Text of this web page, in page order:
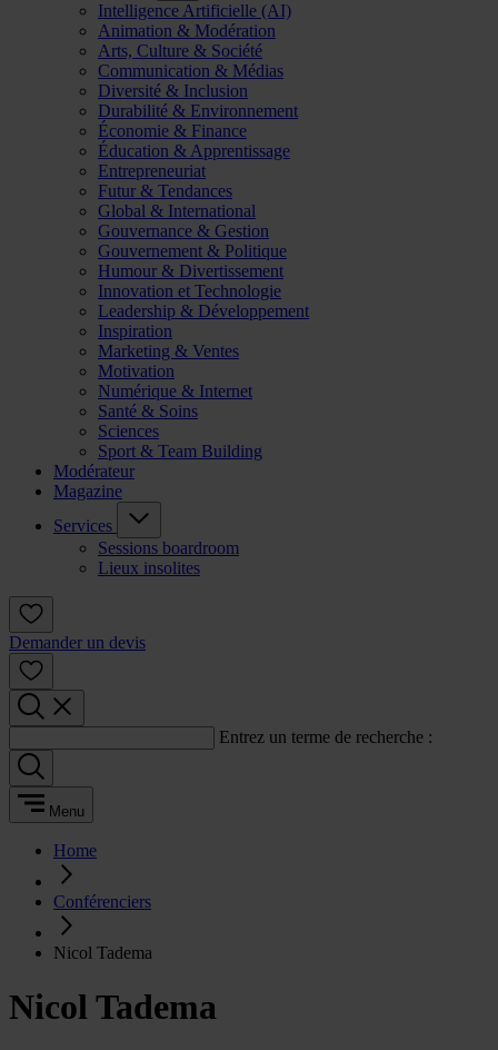
Intelligence Artificielle (AI)
Animation & Modération
Arts, Culture & Société
Communication & Médias
Diversité & Inclusion
Durabilité & Environnement
Économie & Finance
Éducation & Apprentissage
Entrepreneuriat
Futur & Tendances
Global & International
Gouvernance & Gestion
Gouvernement & Politique
Humour & Divertissement
Innovation et Technologie
Leadership & Développement
Inspiration
Marketing & Ventes
Motivation
Numérique & Internet
Santé & Soins
Sciences
Sport & Team Building
Modérateur
Magazine
Services
Sessions boardroom
Lieux insolites
Demander un devis
Entrez un terme de recherche :
Menu
Home
Conférenciers
Nicol Tadema
Nicol Tadema